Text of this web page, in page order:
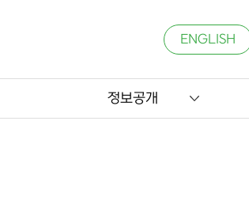
ENGLISH
정보공개